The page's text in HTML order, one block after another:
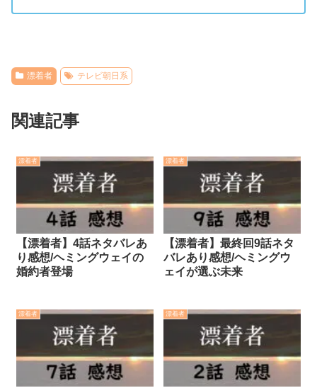
漂着者 テレビ朝日系
関連記事
漂着者
【漂着者】4話ネタバレあ
り感想/ヘミングウェイの
婚約者登場
漂着者
【漂着者】最終回9話ネタ
バレあり感想/ヘミングウ
ェイが選ぶ未来
漂着者 漂着者